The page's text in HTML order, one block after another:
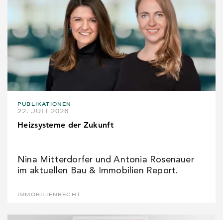
PUBLIKATIONEN
22. JULI 2026
Heizsysteme der Zukunft
Nina Mitterdorfer und Antonia Rosenauer
im aktuellen Bau & Immobilien Report.
IMMOBILIENRECHT